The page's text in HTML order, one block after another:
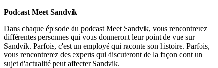
Podcast Meet Sandvik
Dans chaque épisode du podcast Meet Sandvik, vous rencontrerez
différentes personnes qui vous donneront leur point de vue sur
Sandvik. Parfois, c'est un employé qui raconte son histoire. Parfois,
vous rencontrerez des experts qui discuteront de la façon dont un
sujet d'actualité peut affecter Sandvik.